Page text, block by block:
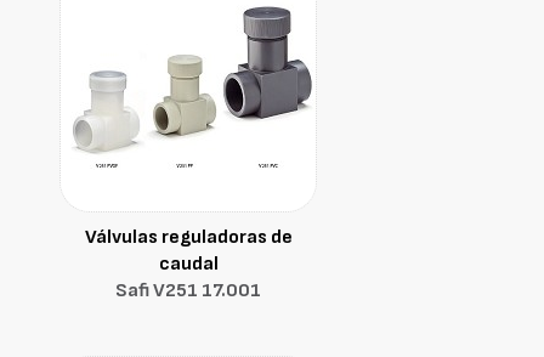
Válvulas reguladoras de
caudal
Safi V251 17.001